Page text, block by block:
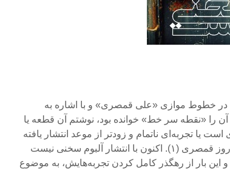
در خطوط موازی «علی قمصری» و با اشاره به
را «نقطه سر خط» خوانده بود، نوشتم آن قطعه یا
یا تجربه‌ای ناتمام و زودتر از موعد انتشار یافته
و به هر حال تک افتاده در میان کارهای آن روز قمصری (۱). اکنون با انتشار آلبوم سخنی نیست
این بار از رهگذر کامل کردن تجربه‌هایش، به موضوع